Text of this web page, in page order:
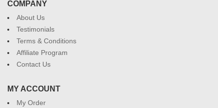
COMPANY
About Us
Testimonials
Terms & Conditions
Affiliate Program
Contact Us
MY ACCOUNT
My Order